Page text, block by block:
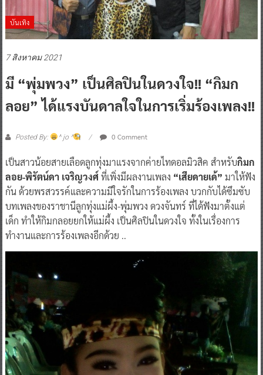
บันเทิง
7 สิงหาคม 2021
มี “พุ่มพวง” เป็นศิลปินในดวงใจ!! “กิมก
ลอย” ได้แรงบันดาลใจในการเริ่มร้องเพลง!!
Posted By: ^ jo ^ 0 Comment
​​เป็นสาวน้อยสายเลือดลูกทุ่งมาแรงจากค่ายไทดอลมิวสิค สำหรับกิมก
ลอย-พิรัตน์ดา เจริญวงศ์ที่เพิ่งมีผลงานเพลง “เสียดายเด้” มาให้ฟัง
กัน ด้วยพรสวรรค์และความมีใจรักในการร้องเพลง บวกกับได้ซึมซับ
บทเพลงของราชานีลูกทุ่งแม่ผึ้ง-พุ่มพวง ดวงจันทร์ ที่ได้ฟังมาตั้งแต่
เด็ก ทำให้กิมกลอยยกให้แม่ผึ้ง เป็นศิลปินในดวงใจ ทั้งในเรื่องการ
ทำงานและการร้องเพลงอีกด้วย ..